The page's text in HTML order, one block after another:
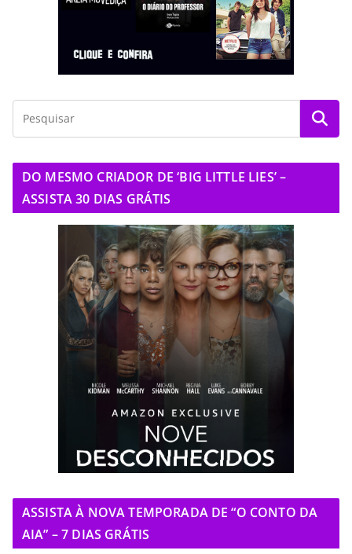
DO MESMO CRIADOR DE ‘BIG LITTLE LIES’ –
ASSISTA 30 DIAS GRÁTIS
ASSISTA À NOVA TEMPORADA DE “O CONTO DA
AIA” – 7 DIAS GRÁTIS